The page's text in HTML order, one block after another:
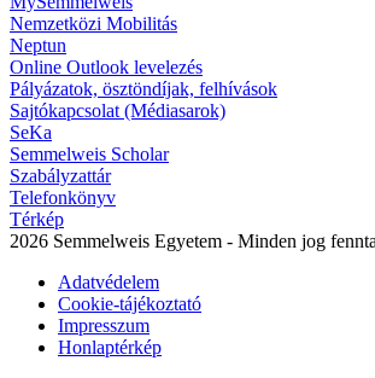
Nemzetközi Mobilitás
Neptun
Online Outlook levelezés
Pályázatok, ösztöndíjak, felhívások
Sajtókapcsolat (Médiasarok)
SeKa
Semmelweis Scholar
Szabályzattár
Telefonkönyv
Térkép
2026 Semmelweis Egyetem - Minden jog
Adatvédelem
Cookie-tájékoztató
Impresszum
Honlaptérkép